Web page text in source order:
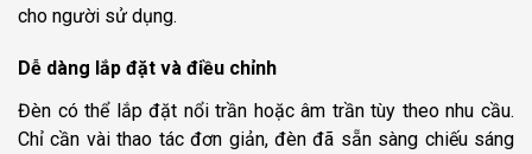
cho người sử dụng.
Dễ dàng lắp đặt và điều chỉnh
Đèn có thể lắp đặt nổi trần hoặc âm trần tùy theo nhu cầu.
Chỉ cần vài thao tác đơn giản, đèn đã sẵn sàng chiếu sáng